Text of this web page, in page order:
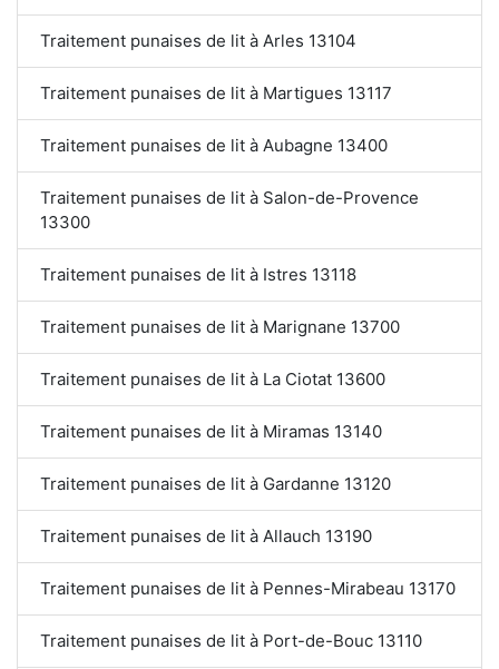
Traitement punaises de lit à Arles 13104
Traitement punaises de lit à Martigues 13117
Traitement punaises de lit à Aubagne 13400
Traitement punaises de lit à Salon-de-Provence
13300
Traitement punaises de lit à Istres 13118
Traitement punaises de lit à Marignane 13700
Traitement punaises de lit à La Ciotat 13600
Traitement punaises de lit à Miramas 13140
Traitement punaises de lit à Gardanne 13120
Traitement punaises de lit à Allauch 13190
Traitement punaises de lit à Pennes-Mirabeau 13170
Traitement punaises de lit à Port-de-Bouc 13110